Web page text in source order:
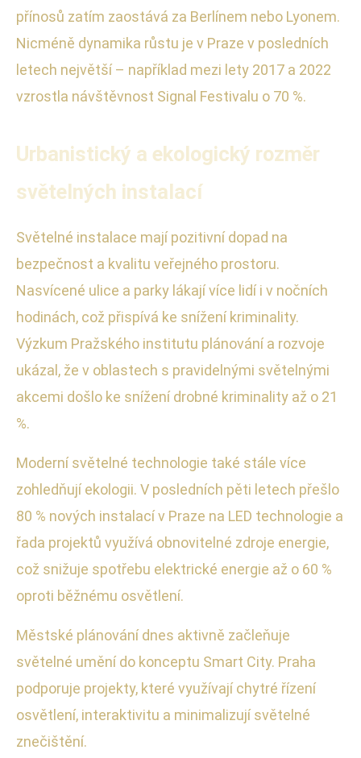
přínosů zatím zaostává za Berlínem nebo Lyonem.
Nicméně dynamika růstu je v Praze v posledních
letech největší – například mezi lety 2017 a 2022
vzrostla návštěvnost Signal Festivalu o 70 %.
Urbanistický a ekologický rozměr
světelných instalací
Světelné instalace mají pozitivní dopad na
bezpečnost a kvalitu veřejného prostoru.
Nasvícené ulice a parky lákají více lidí i v nočních
hodinách, což přispívá ke snížení kriminality.
Výzkum Pražského institutu plánování a rozvoje
ukázal, že v oblastech s pravidelnými světelnými
akcemi došlo ke snížení drobné kriminality až o 21
%.
Moderní světelné technologie také stále více
zohledňují ekologii. V posledních pěti letech přešlo
80 % nových instalací v Praze na LED technologie a
řada projektů využívá obnovitelné zdroje energie,
což snižuje spotřebu elektrické energie až o 60 %
oproti běžnému osvětlení.
Městské plánování dnes aktivně začleňuje
světelné umění do konceptu Smart City. Praha
podporuje projekty, které využívají chytré řízení
osvětlení, interaktivitu a minimalizují světelné
znečištění.